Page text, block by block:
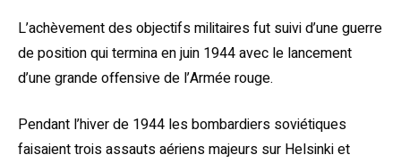
L’achèvement des objectifs militaires fut suivi d’une guerre
de position qui termina en juin 1944 avec le lancement
d’une grande offensive de l’Armée rouge.
Pendant l’hiver de 1944 les bombardiers soviétiques
faisaient trois assauts aériens majeurs sur Helsinki et